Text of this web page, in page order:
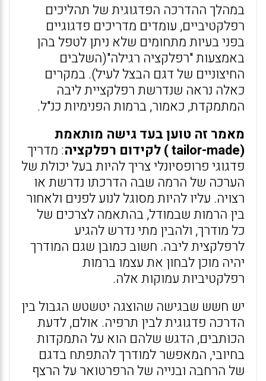
במהלך ההדרכה הפדגוגית של תהליכים
רפלקטיביים, עומדים מדריכים פדגוגיים
בפני בעיות מתחומים שלא ניתן לטפל בהן
באמצעות "רפלקציה רגילה"(השלבים
החיצוניים של דגם הבצל לעיל). במקרים
כאלה נראה שנדרשת רפלקציית ליבה
המתמקדת, כאמור, ברמות הפנימיות כנ"ל.
מאמר זה טוען בעד גישה מותאמת
(tailor-made ) לקידום רפלקציה
: מדריך
פדגוגי פרופסיונלי צריך להיות בעל יכולת של
הערכה של הרמה שבה הדרכתו נדרשת או
רצויה. עליו להיות מסוגל לנוע לפנים ולאחור
בין הרמות שבמודל, בהתאמה לצרכים של
כל מודרך, ולהבין מתי נדרש להגיע
לרפלקצית ליבה. חשוב כמובן שגם המודרך
יהיה מוכן לבחון את עצמו ברמות
רפלקטיביות עמוקות אלה.
יש חשש שבגישה שהוצגה יטשטש הגבול בין
הדרכה פדגוגית לבין תרפיה. אולם, לדעת
הכותבים, הדגש שלהם הוא על התמקדות
בחיובי, המאפשר למודרך להתפתח בדגם
של הרחבה ובנייה של הרפרטואר על הרצף